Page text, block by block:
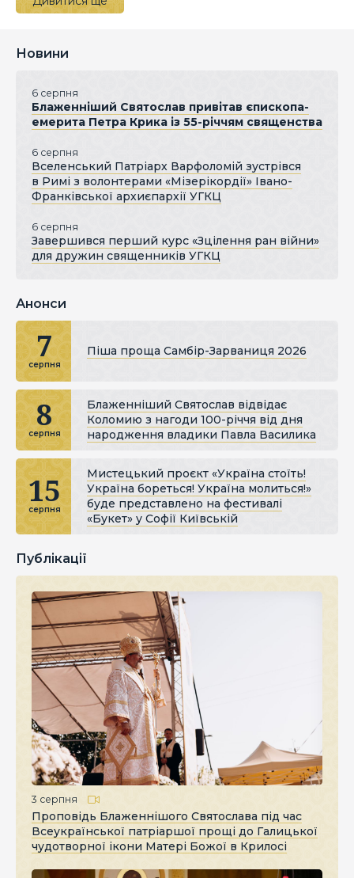
Новини
6 серпня
Блаженніший Святослав привітав єпископа-
емерита Петра Крика із 55-річчям священства
6 серпня
Вселенський Патріарх Варфоломій зустрівся
в Римі з волонтерами «Мізерікордії» Івано-
Франківської архиєпархії УГКЦ
6 серпня
Завершився перший курс «Зцілення ран війни»
для дружин священників УГКЦ
Анонси
7
серпня
Піша проща Самбір-Зарваниця 2026
8
серпня
Блаженніший Святослав відвідає
Коломию з нагоди 100-річчя від дня
народження владики Павла Василика
15
серпня
Мистецький проєкт «Україна стоїть!
Україна бореться! Україна молиться!»
буде представлено на фестивалі
«Букет» у Софії Київській
Публікації
3 серпня
Проповідь Блаженнішого Святослава під час
Всеукраїнської патріаршої прощі до Галицької
чудотворної ікони Матері Божої в Крилосі